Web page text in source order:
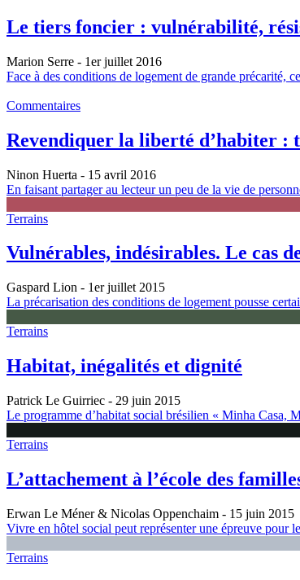
Le tiers foncier : vulnérabilité,
Marion Serre - 1er juillet 2016
Face à des conditions de logement de grande précarité,
Commentaires
Revendiquer la liberté d’habiter :
Ninon Huerta - 15 avril 2016
En faisant partager au lecteur un peu de la vie de
Terrains
Vulnérables, indésirables. Le cas
Gaspard Lion - 1er juillet 2015
La précarisation des conditions de logement pousse
Terrains
Habitat, inégalités et dignité
Patrick Le Guirriec - 29 juin 2015
Le programme d’habitat social brésilien « Minha Casa,
Terrains
L’attachement à l’école des
Erwan Le Méner & Nicolas Oppenchaim - 15 juin 2015
Vivre en hôtel social peut représenter une épreuve pour
Terrains